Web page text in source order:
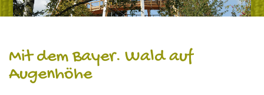
Mit dem Bayer. Wald auf
Augenhöhe